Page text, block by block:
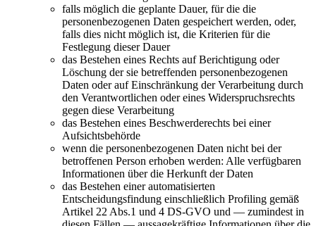
falls möglich die geplante Dauer, für die die
personenbezogenen Daten gespeichert werden, oder,
falls dies nicht möglich ist, die Kriterien für die
Festlegung dieser Dauer
das Bestehen eines Rechts auf Berichtigung oder
Löschung der sie betreffenden personenbezogenen
Daten oder auf Einschränkung der Verarbeitung durch
den Verantwortlichen oder eines Widerspruchsrechts
gegen diese Verarbeitung
das Bestehen eines Beschwerderechts bei einer
Aufsichtsbehörde
wenn die personenbezogenen Daten nicht bei der
betroffenen Person erhoben werden: Alle verfügbaren
Informationen über die Herkunft der Daten
das Bestehen einer automatisierten
Entscheidungsfindung einschließlich Profiling gemäß
Artikel 22 Abs.1 und 4 DS-GVO und — zumindest in